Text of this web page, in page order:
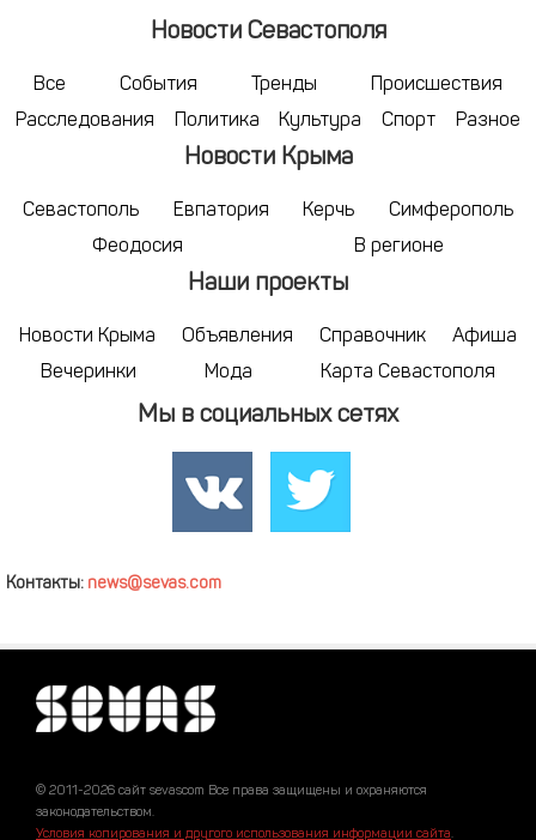
Новости Севастополя
Все События Тренды
Происшествия
Расследования
Политика Культура Спорт Разное
Новости Крыма
Севастополь Евпатория Керчь
Симферополь
Феодосия
В регионе
Наши проекты
Новости Крыма Объявления Справочник
Афиша
Вечеринки
Мода Карта Севастополя
Мы в социальных сетях
Контакты: news@sevas.com
© 2011-2026 сайт sevascom Все права защищены и охраняются
законодательством.
Условия копирования и другого использования информации сайта.